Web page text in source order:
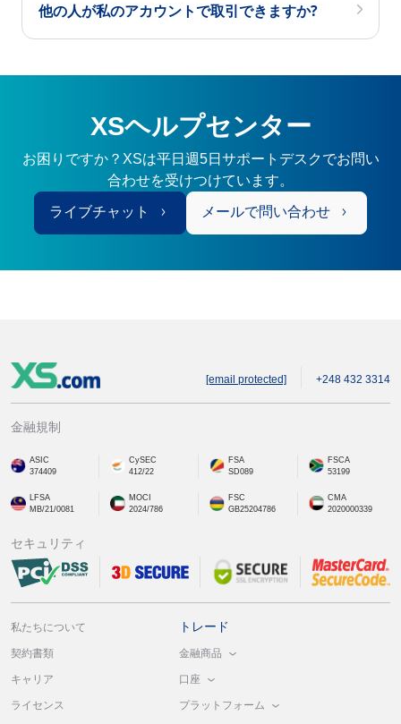
他の人が私のアカウントで取引できますか?
XSヘルプセンター
お困りですか？XSは平日週5日サポートデスクでお問い
合わせを受けつけています。
ライブチャット メールで問い合わせ
[email protected] +248 432 3314
金融規制
ASIC
374409
CySEC
412/22
FSA
SD089
FSCA
53199
LFSA
MB/21/0081
MOCI
2024/786
FSC
GB25204786
CMA
2020000339
セキュリティ
私たちについて
契約書類
キャリア
ライセンス
トレード
金融商品
口座
プラットフォーム